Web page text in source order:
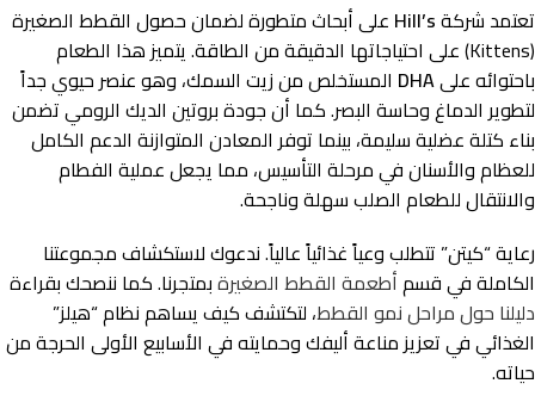
تعتمد شركةHill’s على أبحاث متطورة لضمان حصول القطط الصغيرة
(Kittens) على احتياجاتها الدقيقة من الطاقة. يتميز هذا الطعام
باحتوائه علىDHA المستخلص من زيت السمك، وهو عنصر حيوي جداً
لتطوير الدماغ وحاسة البصر. كما أن جودة بروتين الديك الرومي تضمن
بناء كتلة عضلية سليمة، بينما توفر المعادن المتوازنة الدعم الكامل
للعظام والأسنان في مرحلة التأسيس، مما يجعل عملية الفطام
والانتقال للطعام الصلب سهلة وناجحة.
رعاية “كيتن” تتطلب وعياً غذائياً عالياً. ندعوك لاستكشاف مجموعتنا
الكاملة في قسمأطعمة القطط الصغيرةبمتجرنا. كما ننصحك بقراءة
دليلنا حول مراحل نمو القطط، لتكتشف كيف يساهم نظام “هيلز”
الغذائي في تعزيز مناعة أليفك وحمايته في الأسابيع الأولى الحرجة من
حياته.